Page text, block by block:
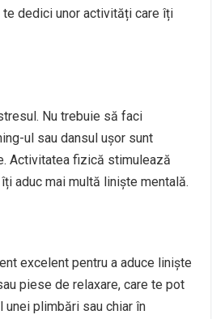
dedici unor activități care îți
Nu trebuie să faci
ul sau dansul ușor sunt
Activitatea fizică stimulează
aduc mai multă liniște mentală.
excelent pentru a aduce liniște
piese de relaxare, care te pot
plimbări sau chiar în